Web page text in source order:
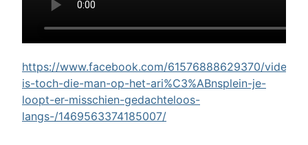
https://www.facebook.com/61576888629370/videos/
is-toch-die-man-op-het-ari%C3%ABnsplein-je-
loopt-er-misschien-gedachteloos-
langs-/1469563374185007/